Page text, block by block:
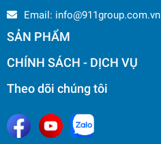
Email: info@911group.com.vn
SẢN PHẨM
CHÍNH SÁCH - DỊCH VỤ
Theo dõi chúng tôi